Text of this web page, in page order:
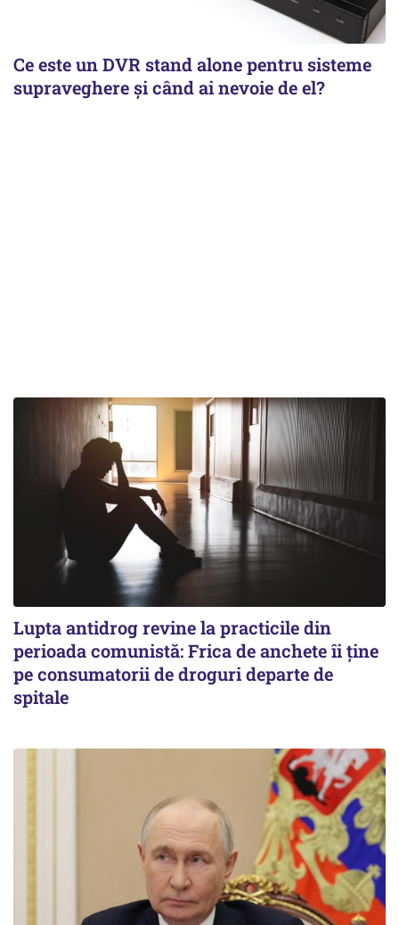
Ce este un DVR stand alone pentru sisteme
supraveghere și când ai nevoie de el?
Lupta antidrog revine la practicile din
perioada comunistă: Frica de anchete îi ține
pe consumatorii de droguri departe de
spitale